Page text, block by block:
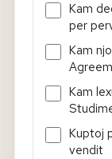
Kam
per
Kam
Kam
Kuptoj
vendit